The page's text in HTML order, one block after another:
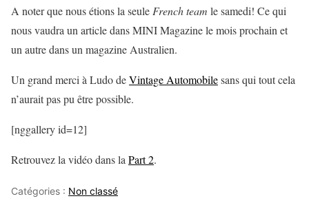
A noter que nous étions la seule French team le samedi! Ce qui
nous vaudra un article dans MINI Magazine le mois prochain et
un autre dans un magazine Australien.
Un grand merci à Ludo deVintage Automobilesans qui tout cela
n’aurait pas pu être possible.
[nggallery id=12]
Retrouvez la vidéo dans la Part 2.
Catégories : Non classé